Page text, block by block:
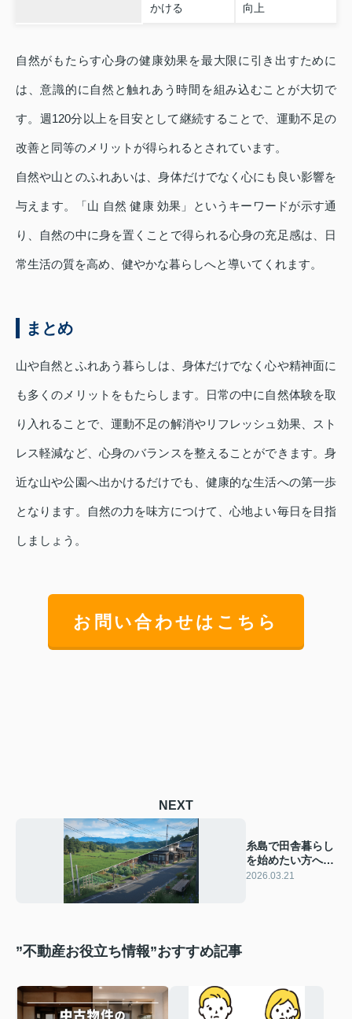
かける
向上
自然がもたらす心身の健康効果を最大限に引き出すために
は、意識的に自然と触れあう時間を組み込むことが大切で
す。週120分以上を目安として継続することで、運動不足の
改善と同等のメリットが得られるとされています。
自然や山とのふれあいは、身体だけでなく心にも良い影響を
与えます。「山 自然 健康 効果」というキーワードが示す通
り、自然の中に身を置くことで得られる心身の充足感は、日
常生活の質を高め、健やかな暮らしへと導いてくれます。
まとめ
山や自然とふれあう暮らしは、身体だけでなく心や精神面に
も多くのメリットをもたらします。日常の中に自然体験を取
り入れることで、運動不足の解消やリフレッシュ効果、スト
レス軽減など、心身のバランスを整えることができます。身
近な山や公園へ出かけるだけでも、健康的な生活への第一歩
となります。自然の力を味方につけて、心地よい毎日を目指
しましょう。
お問い合わせはこちら
NEXT
糸島で田舎暮らし
を始めたい方へ！
生活費や自然の魅
2026.03.21
”不動産お役立ち情報”おすすめ記事